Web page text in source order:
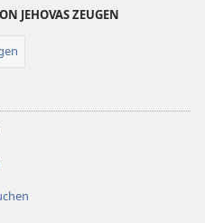
JEHOVAS ZEUGEN